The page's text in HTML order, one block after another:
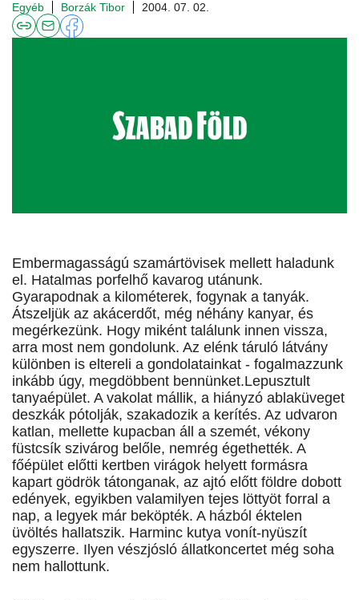
Egyéb Borzák Tibor 2004. 07. 02.
Embermagasságú szamártövisek mellett haladunk
el. Hatalmas porfelhő kavarog utánunk.
Gyarapodnak a kilométerek, fogynak a tanyák.
Átszeljük az akácerdőt, még néhány kanyar, és
megérkezünk. Hogy miként találunk innen vissza,
arra most nem gondolunk. Az elénk táruló látvány
különben is eltereli a gondolatainkat - fogalmazzunk
inkább úgy, megdöbbent bennünket.Lepusztult
tanyaépület. A vakolat mállik, a hiányzó ablaküveget
deszkák pótolják, szakadozik a kerítés. Az udvaron
katlan, mellette kupacban áll a szemét, vékony
füstcsík szivárog belőle, nemrég égethették. A
főépület előtti kertben virágok helyett formásra
kapart gödrök tátonganak, az ajtó előtt földre dobott
edények, egyikben valamilyen tejes löttyöt forral a
nap, a legyek már beköpték. A házból éktelen
üvöltés hallatszik. Harminc kutya vonít-nyüszít
egyszerre. Ilyen vészjósló állatkoncertet még soha
nem hallottunk.